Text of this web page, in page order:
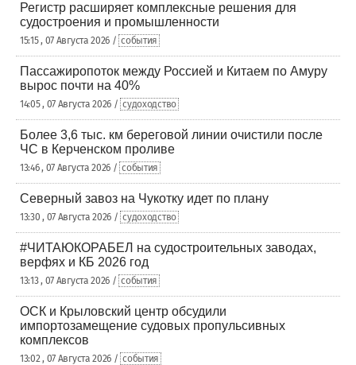
Регистр расширяет комплексные решения для
судостроения и промышленности
15:15 , 07 Августа 2026 / события
Пассажиропоток между Россией и Китаем по Амуру
вырос почти на 40%
14:05 , 07 Августа 2026 / судоходство
Более 3,6 тыс. км береговой линии очистили после
ЧС в Керченском проливе
13:46 , 07 Августа 2026 / события
Северный завоз на Чукотку идет по плану
13:30 , 07 Августа 2026 / судоходство
#ЧИТАЮКОРАБЕЛ на судостроительных заводах,
верфях и КБ 2026 год
13:13 , 07 Августа 2026 / события
ОСК и Крыловский центр обсудили
импортозамещение судовых пропульсивных
комплексов
13:02 , 07 Августа 2026 / события